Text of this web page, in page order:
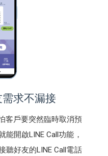
求不漏接
客戶要突然臨時取消預
開啟LINE Call功能，
聽好友的LINE Call電話